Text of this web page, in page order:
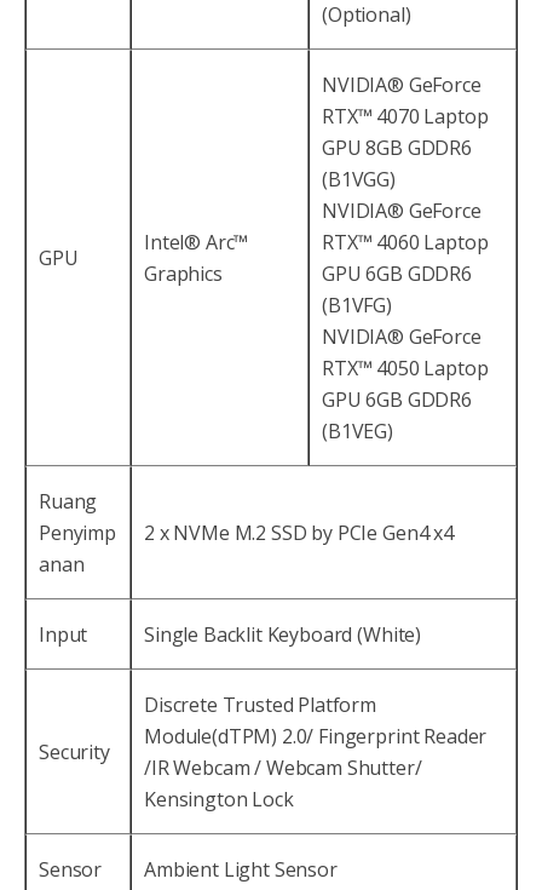
(Optional)
GPU
Intel® Arc™
Graphics
NVIDIA® GeForce
RTX™ 4070 Laptop
GPU 8GB GDDR6
(B1VGG)
NVIDIA® GeForce
RTX™ 4060 Laptop
GPU 6GB GDDR6
(B1VFG)
NVIDIA® GeForce
RTX™ 4050 Laptop
GPU 6GB GDDR6
(B1VEG)
Ruang
Penyimp
anan
2 x NVMe M.2 SSD by PCIe Gen4 x4
Input Single Backlit Keyboard (White)
Security
Discrete Trusted Platform
Module(dTPM) 2.0/ Fingerprint Reader
/IR Webcam / Webcam Shutter/
Kensington Lock
Sensor Ambient Light Sensor